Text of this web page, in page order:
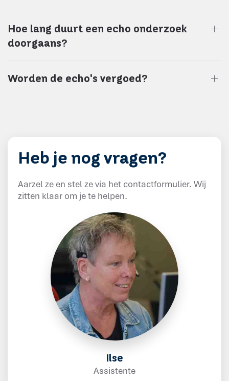
Hoe lang duurt een echo onderzoek
doorgaans?
Worden de echo's vergoed?
Heb je nog vragen?
Aarzel ze en stel ze via het contactformulier. Wij
zitten klaar om je te helpen.
Ilse
Assistente